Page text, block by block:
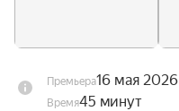
Премьера16 мая 2026
Время45 минут